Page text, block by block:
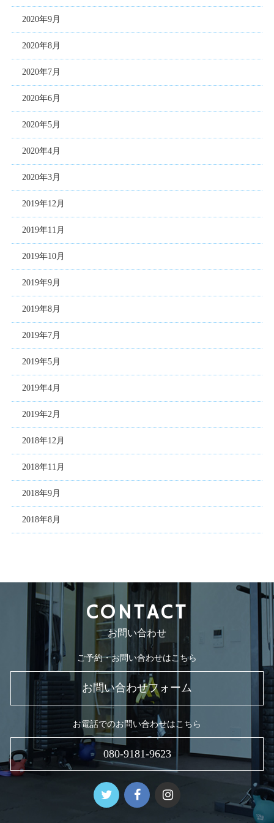
2020年9月
2020年8月
2020年7月
2020年6月
2020年5月
2020年4月
2020年3月
2019年12月
2019年11月
2019年10月
2019年9月
2019年8月
2019年7月
2019年5月
2019年4月
2019年2月
2018年12月
2018年11月
2018年9月
2018年8月
CONTACT
お問い合わせ
ご予約・お問い合わせはこちら
お問い合わせフォーム
お電話でのお問い合わせはこちら
080-9181-9623